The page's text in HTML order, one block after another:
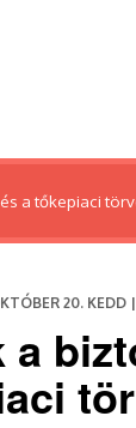
a tőkepiaci
20. KEDD
a